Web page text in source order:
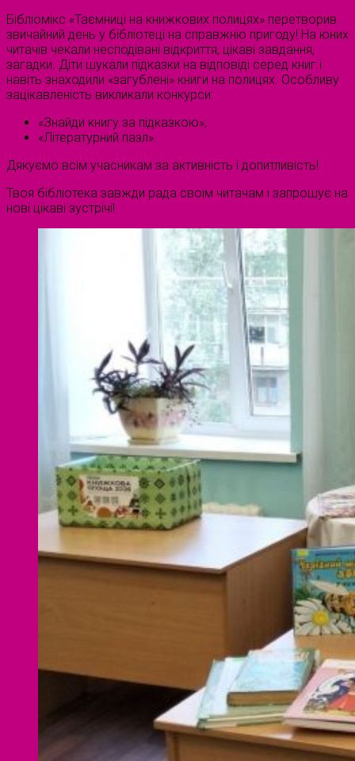
Бібліомікс «Таємниці на книжкових полицях» перетворив
звичайний день у бібліотеці на справжню пригоду! На юних
читачів чекали несподівані відкриття, цікаві завдання,
загадки. Діти шукали підказки на відповіді серед книг і
навіть знаходили «загублені» книги на полицях. Особливу
зацікавленість викликали конкурси:
«Знайди книгу за підказкою»;
«Літературний пазл».
Дякуємо всім учасникам за активність і допитливість!
Твоя бібліотека завжди рада своїм читачам і запрошує на
нові цікаві зустрічі!